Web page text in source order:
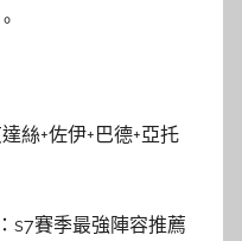
絲+佐伊+巴德+亞托